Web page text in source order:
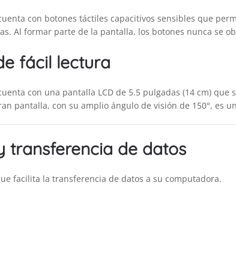
con botones táctiles capacitivos sensibles que
Al formar parte de la pantalla, los botones nunca se
fácil lectura
con una pantalla LCD de 5.5 pulgadas (14 cm)
pantalla, con su amplio ángulo de visión de 150°, es
transferencia de datos
facilita la transferencia de datos a su computadora.